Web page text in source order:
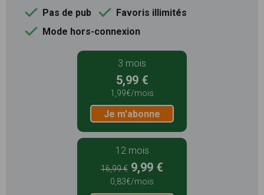
Pas de pub
Favoris illimités
Mode hors-connexion
3 mois
5,99 €
1,99€/mois
Je m'abonne
12 mois
16,99 € 9,99 €
0,83€/mois